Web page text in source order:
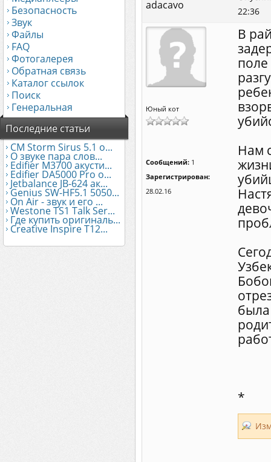
Безопасность
Звук
Файлы
FAQ
Фотогалерея
Обратная связь
Каталог ссылок
Поиск
Генеральная
Последние статьи
CM Storm Sirus 5.1 о...
О звуке пара слов...
Edifier М3700 акусти...
Edifier DA5000 Pro о...
Jetbalance JB-624 ак...
Genius SW-HF5.1 5050...
On Air - звук и его ...
Westone TS1 Talk Ser...
Где купить оригиналь...
Creative Inspire T12...
adacavo
22:36
Юный кот
Сообщений: 1
Зарегистрирован:
28.02.16
В
Нам
*